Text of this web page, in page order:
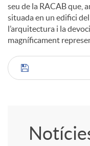
seu de la RACAB que,
situada en un edifici
l’arquitectura i la
magníficament
C